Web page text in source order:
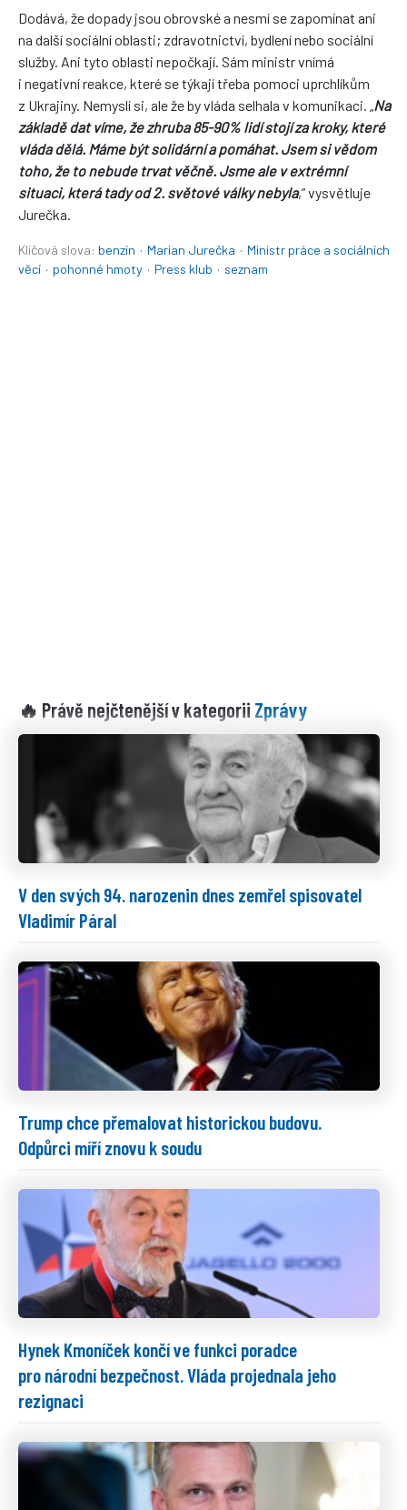
Dodává, že dopady jsou obrovské a nesmí se zapomínat ani
na další sociální oblasti; zdravotnictví, bydlení nebo sociální
služby. Ani tyto oblasti nepočkají. Sám ministr vnímá
i negativní reakce, které se týkají třeba pomoci uprchlíkům
z Ukrajiny. Nemyslí si, ale že by vláda selhala v komunikaci. „
Na
základě dat víme, že zhruba 85-90% lidí stojí za kroky, které
vláda dělá. Máme být solidární a pomáhat. Jsem si vědom
toho, že to nebude trvat věčně. Jsme ale v extrémní
situaci, která tady od 2. světové války nebyla,” vysvětluje
Jurečka.
Klíčová slova: benzín · Marian Jurečka · Ministr práce a sociálních
věcí · pohonné hmoty · Press klub · seznam
🔥 Právě nejčtenější v kategorii Zprávy
V den svých 94. narozenin dnes zemřel spisovatel
Vladimír Páral
Trump chce přemalovat historickou budovu.
Odpůrci míří znovu k soudu
Hynek Kmoníček končí ve funkci poradce
pro národní bezpečnost. Vláda projednala jeho
rezignaci